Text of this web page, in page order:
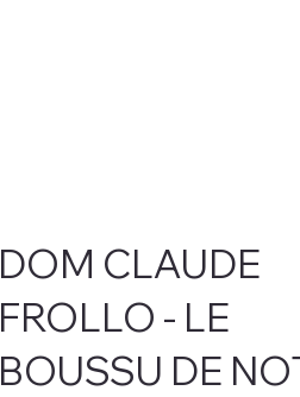
DOM CLAUDE
FROLLO - LE
BOUSSU DE